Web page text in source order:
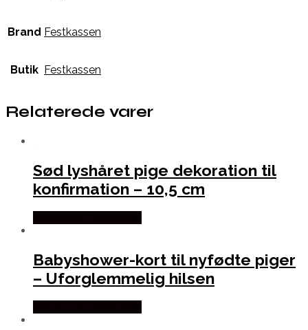
Brand Festkassen
Butik Festkassen
Relaterede varer
Sød lyshåret pige dekoration til
konfirmation – 10,5 cm
Babyshower-kort til nyfødte piger
– Uforglemmelig hilsen